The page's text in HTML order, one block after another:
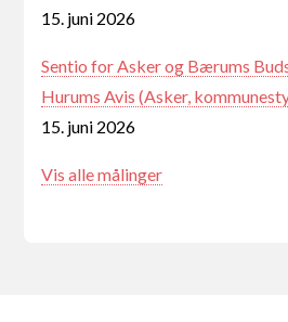
15. juni 2026
Sentio for Asker og Bærums
Hurums Avis (Asker,
15. juni 2026
Vis alle målinger